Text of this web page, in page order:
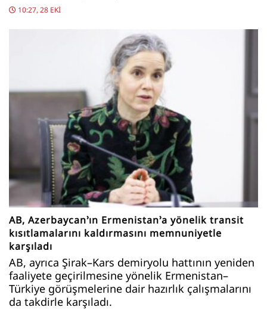
10:27, 28 EKI
AB, Azerbaycan’ın Ermenistan’a yönelik transit
kısıtlamalarını kaldırmasını memnuniyetle
karşıladı
AB, ayrıca Şirak–Kars demiryolu hattının yeniden
faaliyete geçirilmesine yönelik Ermenistan–
Türkiye görüşmelerine dair hazırlık çalışmalarını
da takdirle karşıladı.